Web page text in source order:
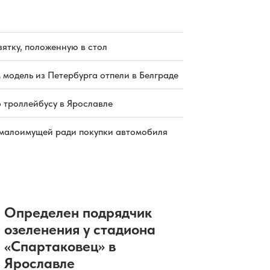
положенную в стол
из Петербурга отпели в Белграде
троллейбусу в Ярославле
ради покупки автомобиля
Определен подрядчик
озеленения у стадиона
«Спартаковец» в
Ярославле